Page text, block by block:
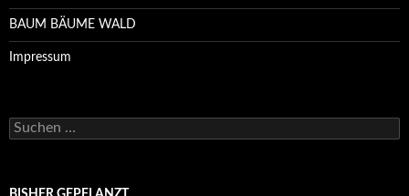
BAUM BÄUME WALD
Impressum
Suchen
nach: